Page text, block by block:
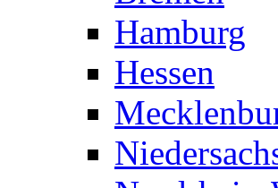
Hamburg
Hessen